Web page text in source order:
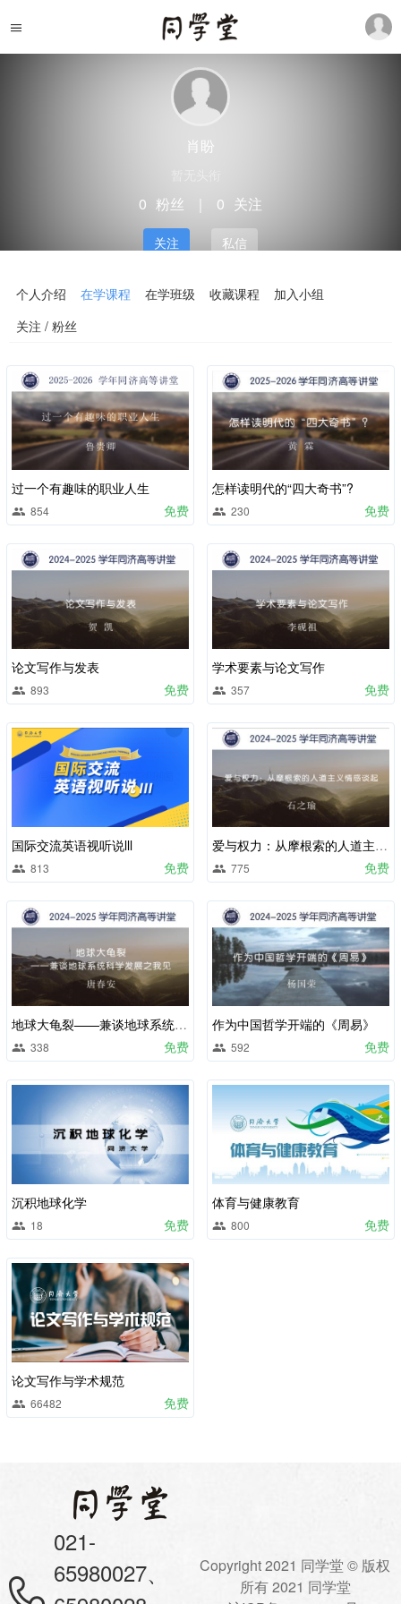
肖盼
0 粉丝 0 关注
关注 私信
个人介绍 在学课程 在学班级 收藏课程
加入小组
关注 / 粉丝
过一个有趣味的职业人生
854 免费
怎样读明代的“四大奇书”?
230 免费
论文写作与发表
893 免费
学术要素与论文写作
357 免费
国际交流英语视听说lll
813 免费
爱与权力：从摩根索的人道主义情感谈起
775 免费
地球大龟裂——兼谈地球系统科学发展之我见
338 免费
作为中国哲学开端的《周易》
592 免费
沉积地球化学
18 免费
体育与健康教育
800 免费
论文写作与学术规范
66482 免费
021-
65980027、
Copyright 2021 同学堂 © 版权
所有 2021 同学堂